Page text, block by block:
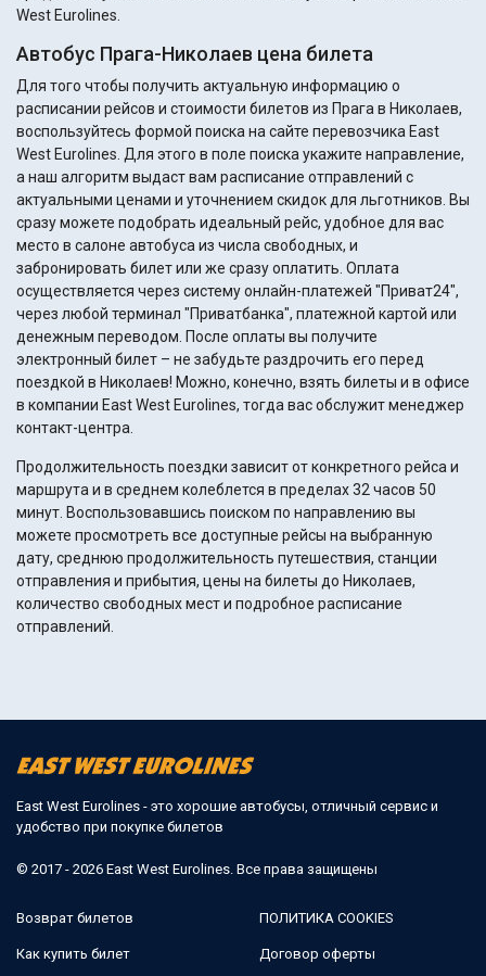
West Eurolines.
Автобус Прага-Николаев цена билета
Для того чтобы получить актуальную информацию о
расписании рейсов и стоимости билетов из Прага в Николаев,
воспользуйтесь формой поиска на сайте перевозчика East
West Eurolines. Для этого в поле поиска укажите направление,
а наш алгоритм выдаст вам расписание отправлений с
актуальными ценами и уточнением скидок для льготников. Вы
сразу можете подобрать идеальный рейс, удобное для вас
место в салоне автобуса из числа свободных, и
забронировать билет или же сразу оплатить. Оплата
осуществляется через систему онлайн-платежей "Приват24",
через любой терминал "Приватбанка", платежной картой или
денежным переводом. После оплаты вы получите
электронный билет – не забудьте раздрочить его перед
поездкой в Николаев! Можно, конечно, взять билеты и в офисе
в компании East West Eurolines, тогда вас обслужит менеджер
контакт-центра.
Продолжительность поездки зависит от конкретного рейса и
маршрута и в среднем колеблется в пределах 32 часов 50
минут. Воспользовавшись поиском по направлению вы
можете просмотреть все доступные рейсы на выбранную
дату, среднюю продолжительность путешествия, станции
отправления и прибытия, цены на билеты до Николаев,
количество свободных мест и подробное расписание
отправлений.
East West Eurolines - это хорошие автобусы, отличный сервис и
удобство при покупке билетов
© 2017 - 2026 East West Eurolines. Все права защищены
Возврат билетов
Как купить билет
ПОЛИТИКА COOKIES
Договор оферты